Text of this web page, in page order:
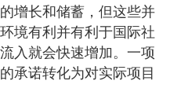
增长和储蓄，但这些并
境有利并有利于国际社
入就会快速增加。一项
承诺转化为对实际项目